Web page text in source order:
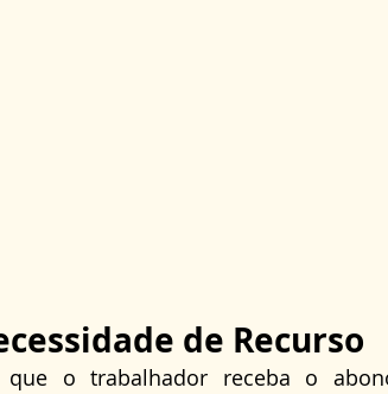
de Recurso
o trabalhador receba o